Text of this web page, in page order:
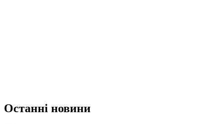
Останні новини